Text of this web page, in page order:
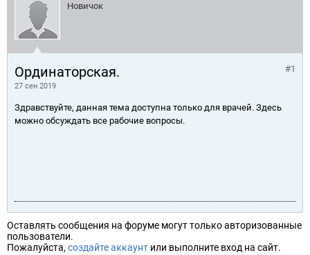
Новичок
Ординаторская.
27 сен 2019
#1
Здравствуйте, данная тема доступна только для врачей. Здесь
можно обсуждать все рабочие вопросы.
Оставлять сообщения на форуме могут только авторизованные
пользователи.
Пожалуйста, создайте аккаунт или выполните вход на сайт.